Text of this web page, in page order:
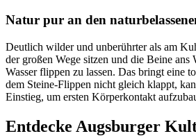
Natur pur an den
Deutlich wilder und unberührter als am
der großen Wege sitzen und die Beine ans
Wasser flippen zu lassen. Das bringt eine
dem Steine-Flippen nicht gleich klappt,
Einstieg, um ersten Körperkontakt
Entdecke Augsburger